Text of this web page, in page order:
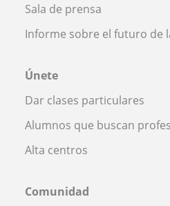
Sala de prensa
Informe sobre el futuro de
Únete
Dar clases particulares
Alumnos que buscan
Alta centros
Comunidad